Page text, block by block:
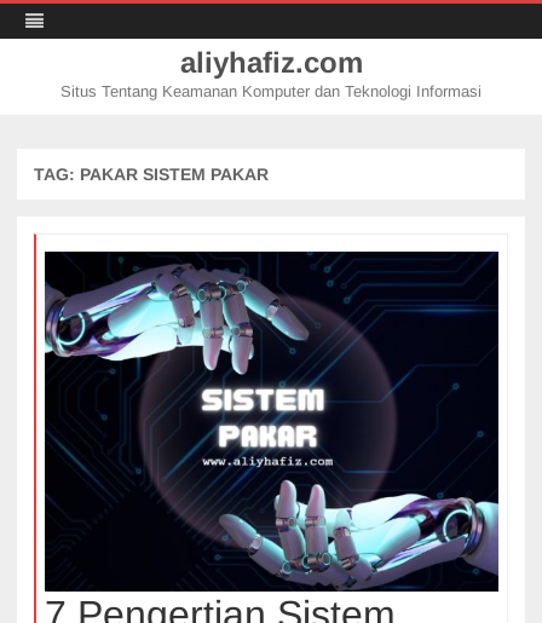
aliyhafiz.com
Situs Tentang Keamanan Komputer dan Teknologi Informasi
TAG: PAKAR SISTEM PAKAR